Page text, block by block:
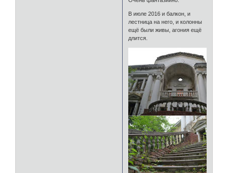
В июле 2016 и балкон, и
лестница на него, и колонны
ещё были живы, агония ещё
длится.